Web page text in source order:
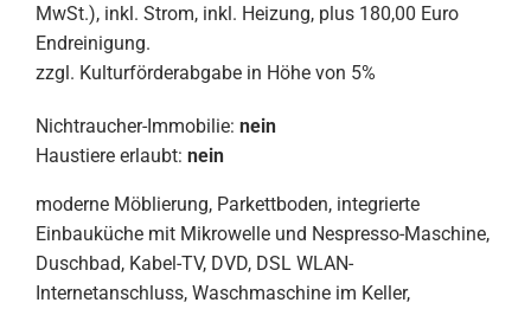
MwSt.), inkl. Strom, inkl. Heizung, plus 180,00 Euro
Endreinigung.
zzgl. Kulturförderabgabe in Höhe von 5%
Nichtraucher-Immobilie: nein
Haustiere erlaubt: nein
moderne Möblierung, Parkettboden, integrierte
Einbauküche mit Mikrowelle und Nespresso-Maschine,
Duschbad, Kabel-TV, DVD, DSL WLAN-
Internetanschluss, Waschmaschine im Keller,